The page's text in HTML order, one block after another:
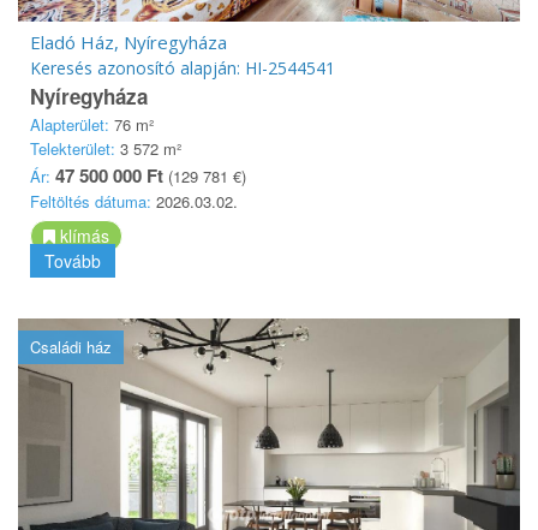
Eladó Ház, Nyíregyháza
Keresés azonosító alapján: HI-2544541
Nyíregyháza
Alapterület: 76 m²
Telekterület: 3 572 m²
Ár: 47 500 000 Ft (129 781 €)
Feltöltés dátuma: 2026.03.02.
klímás
Tovább
Családi ház